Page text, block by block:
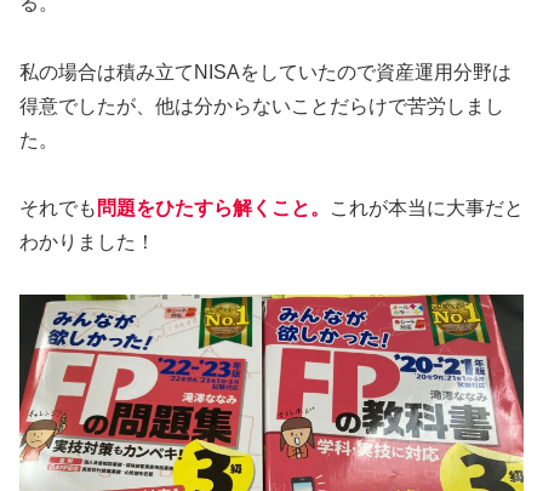
私の場合は積み立てNISAをしていたので資産運用分野は
得意でしたが、他は分からないことだらけで苦労しまし
た。
それでも 問題をひたすら解くこと。
これが本当に大事だと
わかりました！